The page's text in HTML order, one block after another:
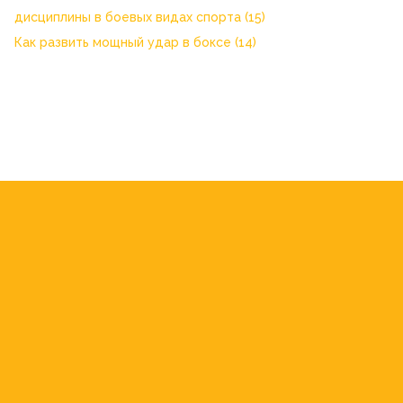
дисциплины в боевых видах спорта (15)
Как развить мощный удар в боксе (14)